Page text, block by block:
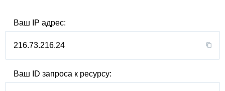
Ваш IP адрес:
216.73.216.24
Ваш ID запроса к ресурсу: